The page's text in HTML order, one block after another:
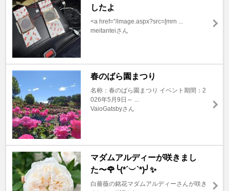
したよ
<a href="/image.aspx?src=[mrn ...
meitanteiさん
春のばら園まつり
名称：春のばら園まつり イベント期間：2
026年5月9日～ ...
VaioGatsbyさん
マダムアルディーが咲きまし
た〜🌹╰(*´︶`*)╯✨
白薔薇の銘花マダムアルディーさんが咲き